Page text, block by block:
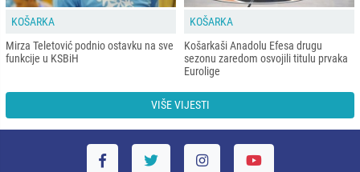
KOŠARKA
Mirza Teletović podnio ostavku na sve
funkcije u KSBiH
KOŠARKA
Košarkaši Anadolu Efesa drugu
sezonu zaredom osvojili titulu prvaka
Eurolige
VIŠE VIJESTI